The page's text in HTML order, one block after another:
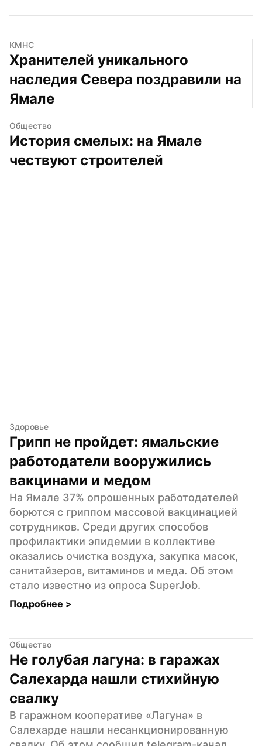
КМНС
Хранителей уникального
наследия Севера поздравили на
Ямале
Общество
История смелых: на Ямале
чествуют строителей
Здоровье
Грипп не пройдет: ямальские
работодатели вооружились
вакцинами и медом
На Ямале 37% опрошенных работодателей
борются с гриппом массовой вакцинацией
сотрудников. Среди других способов
профилактики эпидемии в коллективе
оказались очистка воздуха, закупка масок,
санитайзеров, витаминов и меда. Об этом
стало известно из опроса SuperJob.
Подробнее >
Общество
Не голубая лагуна: в гаражах
Салехарда нашли стихийную
свалку
В гаражном кооперативе «Лагуна» в
Салехарде нашли несанкционированную